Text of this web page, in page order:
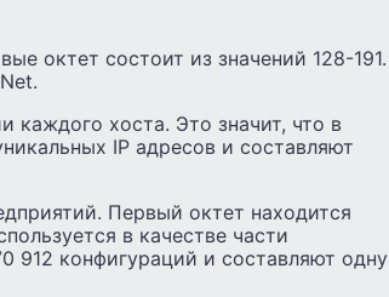
октет состоит из значений 128-191.
каждого хоста. Это значит, что в
IP адресов и составляют
Первый октет находится
в качестве части
конфигураций и составляют одну